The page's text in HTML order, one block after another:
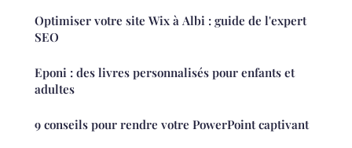
Optimiser votre site Wix à Albi : guide de l'expert
SEO
Eponi : des livres personnalisés pour enfants et
adultes
9 conseils pour rendre votre PowerPoint captivant